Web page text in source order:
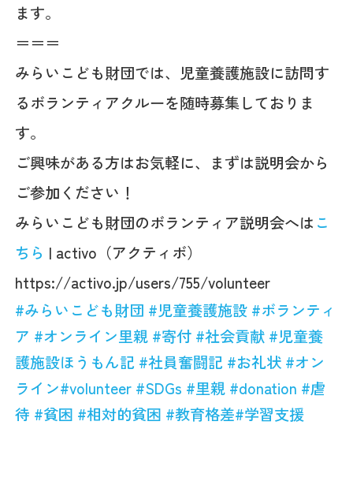
ます。
＝＝＝
みらいこども財団では、児童養護施設に訪問す
るボランティアクルーを随時募集しておりま
す。
ご興味がある方はお気軽に、まずは説明会から
ご参加ください！
みらいこども財団のボランティア説明会へは こ
ちら | activo（アクティボ）
https://activo.jp/users/755/volunteer
#みらいこども財団 #児童養護施設 #ボランティ
ア #オンライン里親 #寄付 #社会貢献 #児童養
護施設ほうもん記 #社員奮闘記 #お礼状 #オン
ライン#volunteer #SDGs #里親 #donation #虐
待 #貧困 #相対的貧困 #教育格差#学習支援